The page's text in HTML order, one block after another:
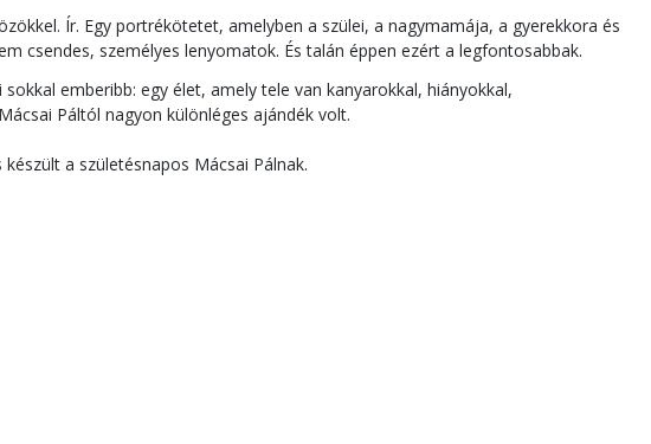
Ír. Egy portrékötetet, amelyben a szülei, a nagymamája, a gyerekkora és
csendes, személyes lenyomatok. És talán éppen ezért a legfontosabbak.
emberibb: egy élet, amely tele van kanyarokkal, hiányokkal,
Páltól nagyon különléges ajándék volt.
a születésnapos Mácsai Pálnak.